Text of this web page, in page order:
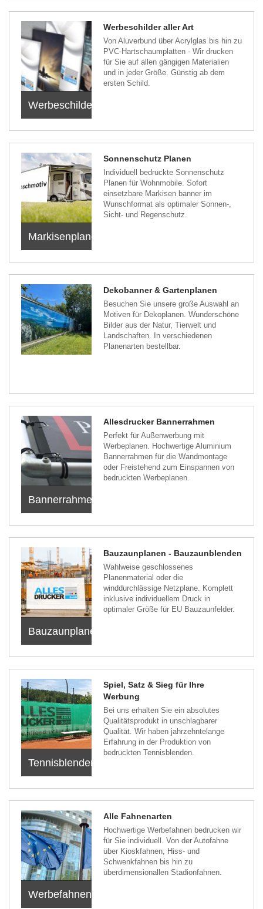
Werbeschilder
Werbeschilder aller Art
Von Aluverbund über Acrylglas bis hin zu
PVC-Hartschaumplatten - Wir drucken
für Sie auf allen gängigen Materialien
und in jeder Größe. Günstig ab dem
ersten Schild.
Markisenplanen
Sonnenschutz Planen
Individuell bedruckte Sonnenschutz
Planen für Wohnmobile. Sofort
einsetzbare Markisen banner im
Wunschformat als optimaler Sonnen-,
Sicht- und Regenschutz.
Dekobanner & Gartenplanen
Besuchen Sie unsere große Auswahl an
Motiven für Dekoplanen. Wunderschöne
Bilder aus der Natur, Tierwelt und
Landschaften. In verschiedenen
Planenarten bestellbar.
Bannerrahmen
Allesdrucker Bannerrahmen
Perfekt für Außenwerbung mit
Werbeplanen. Hochwertige Aluminium
Bannerrahmen für die Wandmontage
oder Freistehend zum Einspannen von
bedruckten Werbeplanen.
Bauzaunplanen
Bauzaunplanen - Bauzaunblenden
Wahlweise geschlossenes
Planenmaterial oder die
winddurchlässige Netzplane. Komplett
inklusive individuellem Druck in
optimaler Größe für EU Bauzaunfelder.
Tennisblenden
Spiel, Satz & Sieg für Ihre
Werbung
Bei uns erhalten Sie ein absolutes
Qualitätsprodukt in unschlagbarer
Qualität. Wir haben jahrzehntelange
Erfahrung in der Produktion von
bedruckten Tennisblenden.
Werbefahnen
Alle Fahnenarten
Hochwertige Werbefahnen bedrucken wir
für Sie individuell. Von der Autofahne
über Kioskfahnen, Hiss- und
Schwenkfahnen bis hin zu
überdimensionallen Stadionfahnen.